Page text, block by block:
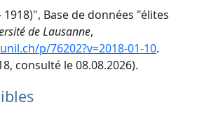
Base de données "élites
de Lausanne,
p/76202?v=2018-01-10.
consulté le 08.08.2026).